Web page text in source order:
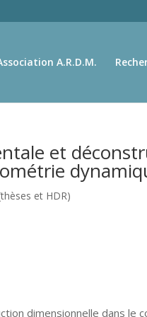
A.R.D.M.
et
et HDR)
dimensionnelle dans le